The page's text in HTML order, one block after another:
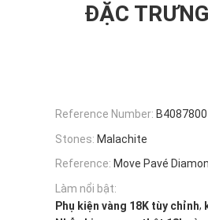
ĐẶC TRƯNG
Reference Number: B4087800
Stones: Malachite
Reference: Move Pavé
Làm nổi bật:
Phụ kiện vàng 18K tùy chỉnh,